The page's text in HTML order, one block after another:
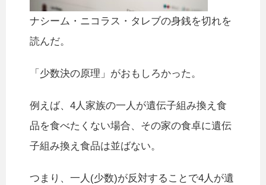
ナシーム・ニコラス・タレブの身銭を切れを
読んだ。
「少数決の原理」がおもしろかった。
例えば、4人家族の一人が遺伝子組み換え食
品を食べたくない場合、その家の食卓に遺伝
子組み換え食品は並ばない。
つまり、一人(少数)が反対することで4人が遺